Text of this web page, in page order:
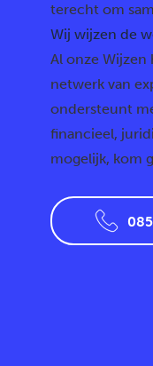
terecht om
Wij wijzen de
Al onze Wijzen
netwerk van
ondersteunt
financieel,
mogelijk, kom